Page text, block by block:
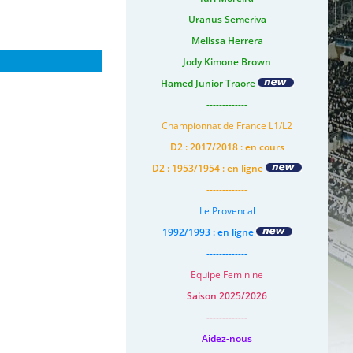
Uranus Semeriva
Melissa Herrera
Jody Kimone Brown
Hamed Junior Traore
-------------
Championnat de France L1/L2
D2 : 2017/2018 : en cours
D2 : 1953/1954 : en ligne
-------------
Le Provencal
1992/1993 : en ligne
-------------
Equipe Feminine
Saison 2025/2026
-------------
Aidez-nous